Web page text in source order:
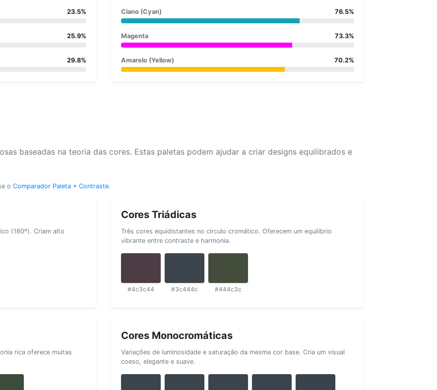
23.5%
25.9%
29.8%
Ciano (Cyan) 76.5%
Magenta 73.3%
Amarelo (Yellow) 70.2%
baseadas na teoria das cores. Estas paletas podem ajudar a criar designs equilibrados e
o Comparador Paleta + Contraste.
(180º). Criam alto
Cores Triádicas
Três cores equidistantes no círculo cromático. Oferecem um equilíbrio
vibrante entre contraste e harmonia.
#4c3c44 #3c444c #444c3c
rica oferece muitas
Cores Monocromáticas
Variações de luminosidade e saturação da mesma cor base. Cria um visual
coeso, elegante e suave.